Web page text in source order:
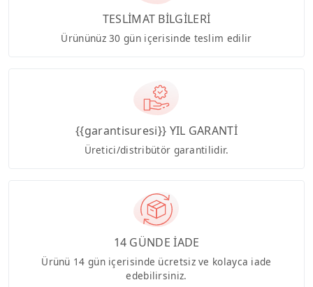
TESLİMAT BİLGİLERİ
Ürününüz 30 gün içerisinde teslim edilir
{{garantisuresi}} YIL GARANTİ
Üretici/distribütör garantilidir.
14 GÜNDE İADE
Ürünü 14 gün içerisinde ücretsiz ve kolayca iade
edebilirsiniz.